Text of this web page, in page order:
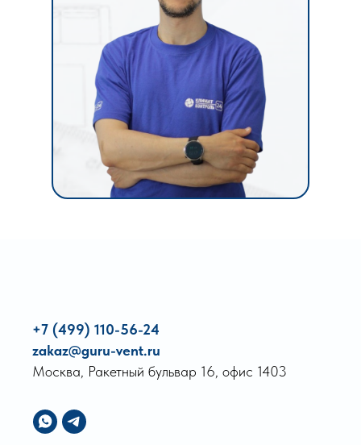
+7 (499) 110-56-24
zakaz@guru-vent.ru
Москва, Ракетный бульвар 16, офис 1403